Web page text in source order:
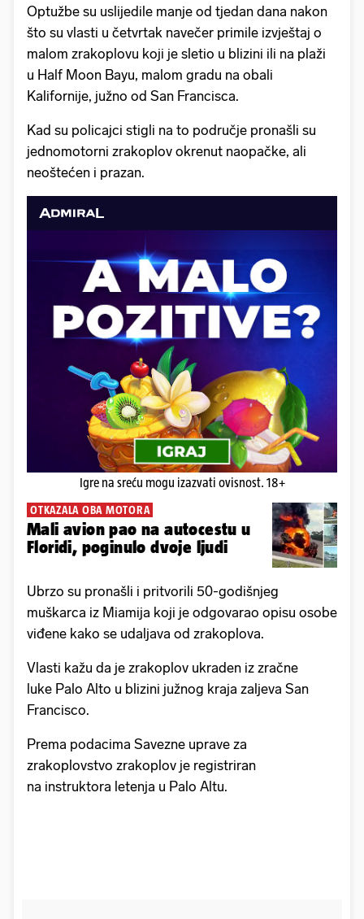
Optužbe su uslijedile manje od tjedan dana nakon
što su vlasti u četvrtak navečer primile izvještaj o
malom zrakoplovu koji je sletio u blizini ili na plaži
u Half Moon Bayu, malom gradu na obali
Kalifornije, južno od San Francisca.
Kad su policajci stigli na to područje pronašli su
jednomotorni zrakoplov okrenut naopačke, ali
neoštećen i prazan.
Igre na sreću mogu izazvati ovisnost. 18+
OTKAZALA OBA MOTORA
Mali avion pao na autocestu u
Floridi, poginulo dvoje ljudi
Ubrzo su pronašli i pritvorili 50-godišnjeg
muškarca iz Miamija koji je odgovarao opisu osobe
viđene kako se udaljava od zrakoplova.
Vlasti kažu da je zrakoplov ukraden iz zračne
luke Palo Alto u blizini južnog kraja zaljeva San
Francisco.
Prema podacima Savezne uprave za
zrakoplovstvo zrakoplov je registriran
na instruktora letenja u Palo Altu.